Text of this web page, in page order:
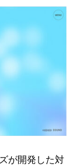
が開発した対